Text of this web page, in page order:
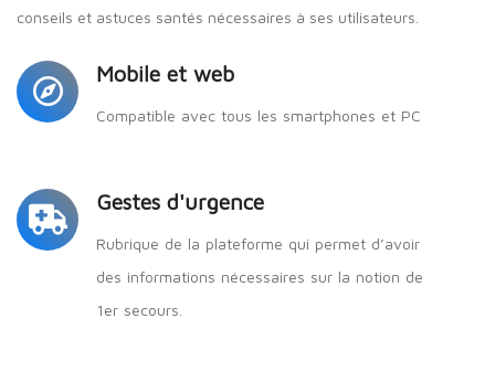
conseils et astuces santés nécessaires à ses utilisateurs.
Mobile et web
Compatible avec tous les smartphones et PC
Gestes d'urgence
Rubrique de la plateforme qui permet d’avoir
des informations nécessaires sur la notion de
1er secours.